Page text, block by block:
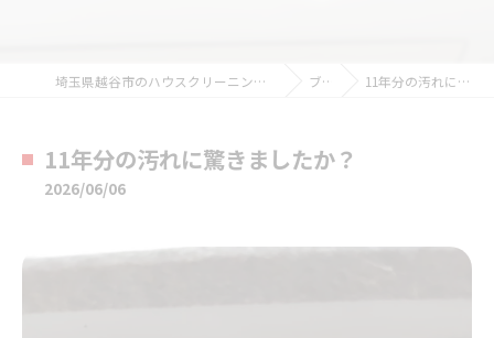
埼玉県越谷市のハウスクリーニングならおそうじ革命越谷大袋店 ブログ 11年分の汚れに驚きましたか？
11年分の汚れに驚きましたか？
2026/06/06